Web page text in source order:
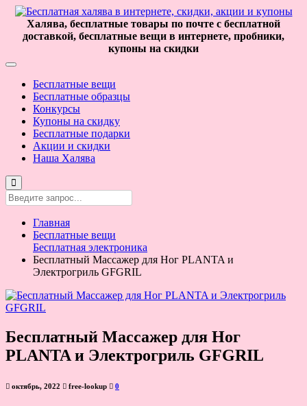
Халява, бесплатные товары по почте с бесплатной
доставкой, бесплатные вещи в интернете, пробники,
купоны на скидки
Бесплатные вещи
Бесплатные образцы
Конкурсы
Купоны на скидку
Бесплатные подарки
Акции и скидки
Наша Халява
Главная
Бесплатные вещи
Бесплатная электроника
Бесплатный Массажер для Ног PLANTA и
Электрогриль GFGRIL
Бесплатный Массажер для Ног
PLANTA и Электрогриль GFGRIL
октябрь, 2022 free-lookup 0